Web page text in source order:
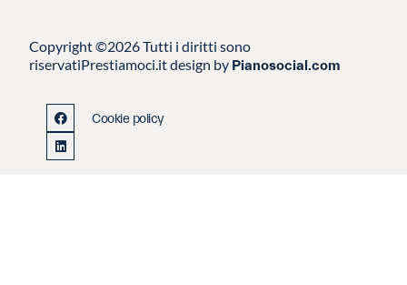
Copyright ©2026 Tutti i diritti sono
riservatiPrestiamoci.it design by Pianosocial.com
Cookie policy